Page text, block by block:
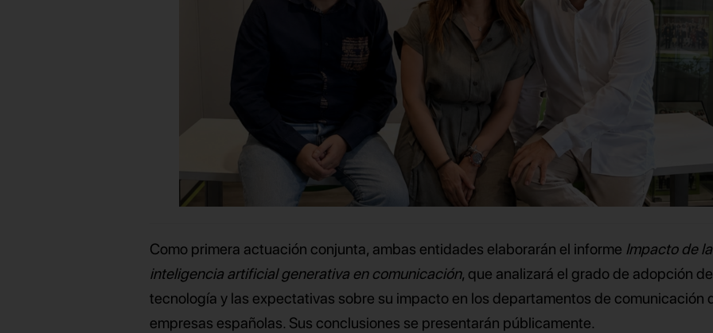
Como primera actuación conjunta, ambas entidades elaborarán el informe Impacto de la
inteligencia artificial generativa en comunicación, que analizará el grado de adopción
tecnología y las expectativas sobre su impacto en los departamentos de comunicación
empresas españolas. Sus conclusiones se presentarán públicamente.